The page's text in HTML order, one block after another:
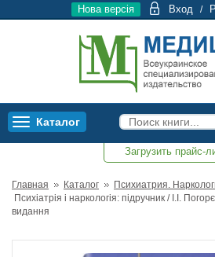
Вход /
Нова версія
Toggle
Каталог
Загрузить прайс-
Главная Каталог
Психиатрия.
Психіатрія і наркологія: підручник / І.І.
видання